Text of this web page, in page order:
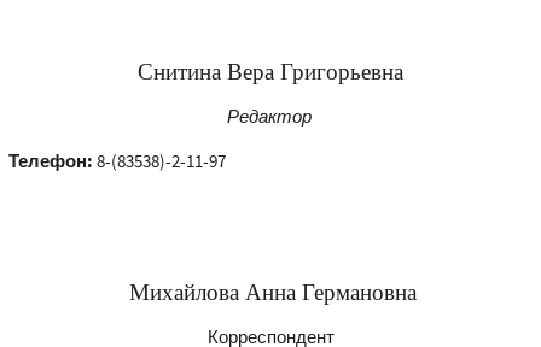
Снитина Вера Григорьевна
Редактор
Телефон: 8-(83538)-2-11-97
Михайлова Анна Германовна
Корреспондент